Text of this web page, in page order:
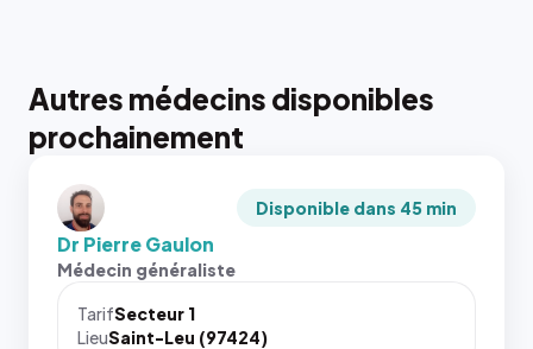
Autres médecins disponibles
prochainement
Disponible dans 45 min
Dr Pierre Gaulon
Médecin généraliste
TarifSecteur 1
LieuSaint-Leu (97424)